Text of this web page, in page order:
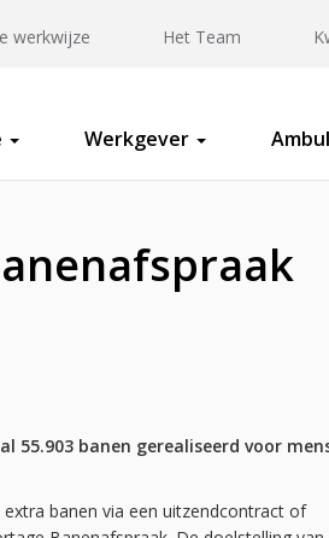
werkwijze Het Team
Werkgever
55.903 banen gerealiseerd voor
banen via een uitzendcontract of